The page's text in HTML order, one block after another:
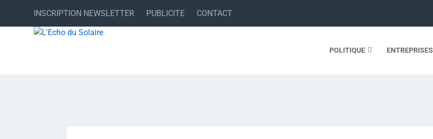
INSCRIPTION NEWSLETTER PUBLICITE CONTACT
POLITIQUE ENTREPRISES